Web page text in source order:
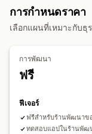
CSS ที่กำหนดเอง
นำเข้าและส่งออก กา
การกำหนดราคา
การกำหนดราคาตาม
สินค้าคงคลัง
ซ่อนสินค้าหมดสต็อก
การกำหนดราคา
เลือกแผนที่เหมาะกับ
การพัฒนา
ฟรี
ฟีเจอร์
ฟรีสำหรับร้านพัฒนาข
ทดสอบแอปในร้านพัฒ